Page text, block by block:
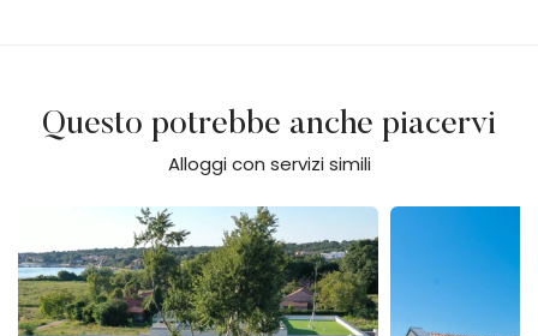
Questo potrebbe anche piacervi
Alloggi con servizi simili
Villa Calvia Crispinilla Villa Flores